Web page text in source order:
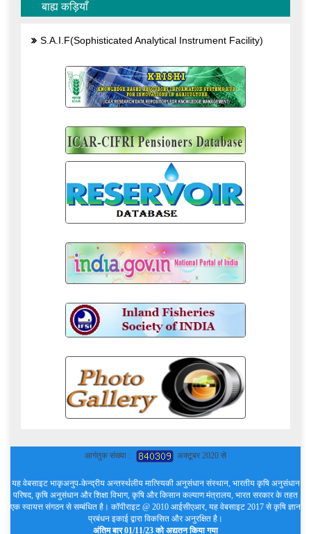
बाह्य कड़ियाँ
S.A.I.F(Sophisticated Analytical Instrument Facility)
आगंतुक संख्या : अक्टूबर 2020 से
यह वेबसाइट भाकृअनुप-केन्द्रीय अन्तर्स्थलीय मात्स्यिकी अनुसंधान संस्थान, भारतीय कृषि अनुसंधान
परिषद, कृषि अनुसंधान और शिक्षा विभाग, कृषि और किसान कल्याण मंत्रालय, भारत सरकार के तहत
एक स्वायत्त संगठन से सम्बंधित है। कॉपीराइट @ 2010 आईसीएआर, यह वेबसाइट 2017 से कृषि ज्ञान
प्रबंधन इकाई द्वारा विकसित और अनुरक्षित है।
अंतिम बार 01/11/23 को अद्यतन किया गया